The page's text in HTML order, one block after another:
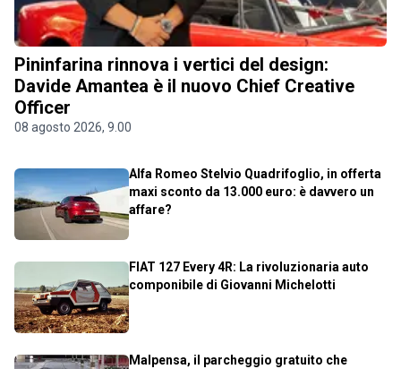
Pininfarina rinnova i vertici del design:
Davide Amantea è il nuovo Chief Creative
Officer
08 agosto 2026, 9.00
Alfa Romeo Stelvio Quadrifoglio, in offerta
maxi sconto da 13.000 euro: è davvero un
affare?
FIAT 127 Every 4R: La rivoluzionaria auto
componibile di Giovanni Michelotti
Malpensa, il parcheggio gratuito che